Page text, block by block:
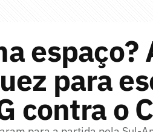
espaço?
para
contra o